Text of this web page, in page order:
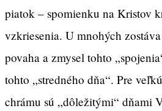
piatok – spomienku na Kristov
vzkriesenia. U mnohých
povaha a zmysel tohto
tohto „stredného dňa“. Pre
chrámu sú „dôležitými“ dňami